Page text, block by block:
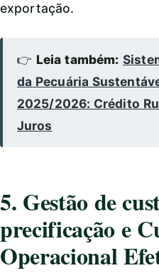
exportação.
👉 Leia também:
da Pecuária
2025/2026: Crédito
Juros
5. Gestão de
precificação e
Operacional